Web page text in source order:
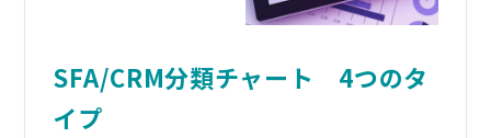
SFA/CRM分類チャート 4つのタ
イプ